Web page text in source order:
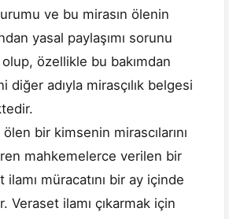
ve bu mirasın ölenin
yasal paylaşımı sorunu
özellikle bu bakımdan
diğer adıyla mirasçılık belgesi
bir kimsenin mirascılarını
mahkemelerce verilen bir
müracatını bir ay içinde
Veraset ilamı çıkarmak için